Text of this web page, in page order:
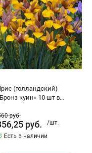
(голландский)
куин» 10 шт в
руб.
руб.
/шт.
Есть в наличии